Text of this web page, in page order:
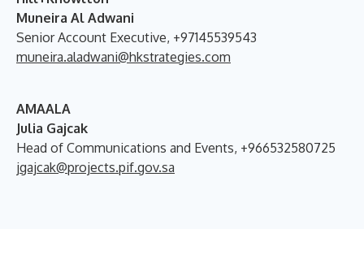
Muneira Al Adwani
Senior Account Executive, +97145539543
muneira.aladwani@hkstrategies.com
AMAALA
Julia Gajcak
Head of Communications and Events, +966532580725
jgajcak@projects.pif.gov.sa